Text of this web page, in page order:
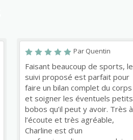
Par Quentin
Faisant beaucoup de sports, le
suivi proposé est parfait pour
faire un bilan complet du corps
et soigner les éventuels petits
bobos qu’il peut y avoir. Très à
l’écoute et très agréable,
Charline est d’un